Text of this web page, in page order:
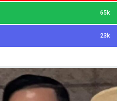
65k
23k